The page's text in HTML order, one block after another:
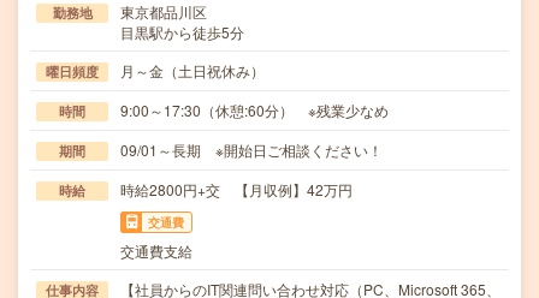
勤務地
東京都品川区
目黒駅から徒歩5分
曜日頻度 月～金（土日祝休み）
時間 9:00～17:30（休憩:60分） ※残業少なめ
期間 09/01～長期 ※開始日ご相談ください！
時給 時給2800円+交 【月収例】42万円
交通費
交通費支給
仕事内容 【社員からのIT関連問い合わせ対応（PC、Microsoft 365、